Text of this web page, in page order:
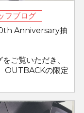
フブログ
Anniversary抽
ご覧いただき、
OUTBACKの限定